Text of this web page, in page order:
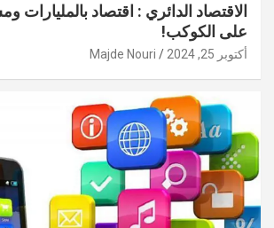
الاقتصاد الدائري : اقتصاد بالمليارات
على الكوكب!
أكتوبر 25, 2024 Majde Nouri